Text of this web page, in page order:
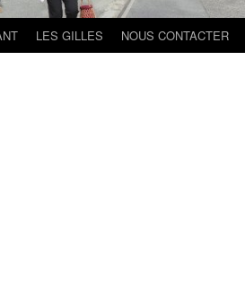
LES GILLES NOUS CONTACTER